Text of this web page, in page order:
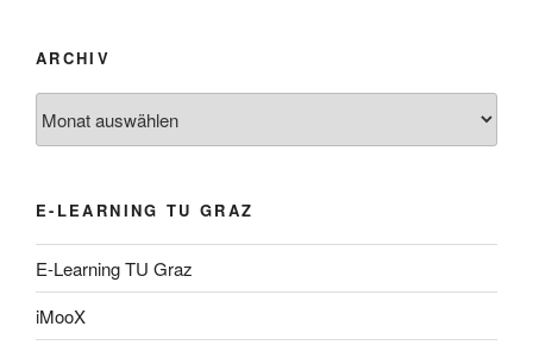
ARCHIV
E-LEARNING TU GRAZ
E-Learning TU Graz
iMooX